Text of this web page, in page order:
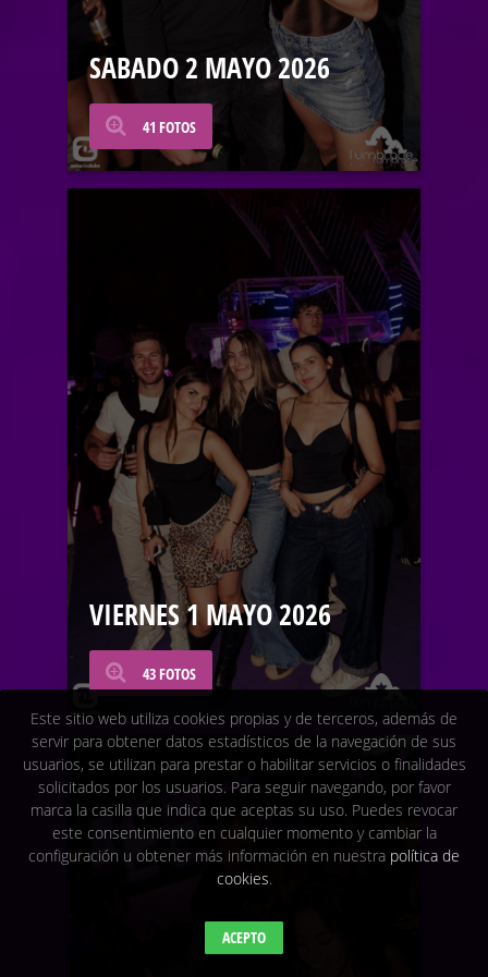
SABADO 2 MAYO 2026
41 FOTOS
VIERNES 1 MAYO 2026
43 FOTOS
Este sitio web utiliza cookies propias y de terceros, además de
servir para obtener datos estadísticos de la navegación de sus
usuarios, se utilizan para prestar o habilitar servicios o finalidades
solicitados por los usuarios. Para seguir navegando, por favor
marca la casilla que indica que aceptas su uso. Puedes revocar
este consentimiento en cualquier momento y cambiar la
configuración u obtener más información en nuestra política de
cookies.
ACEPTO